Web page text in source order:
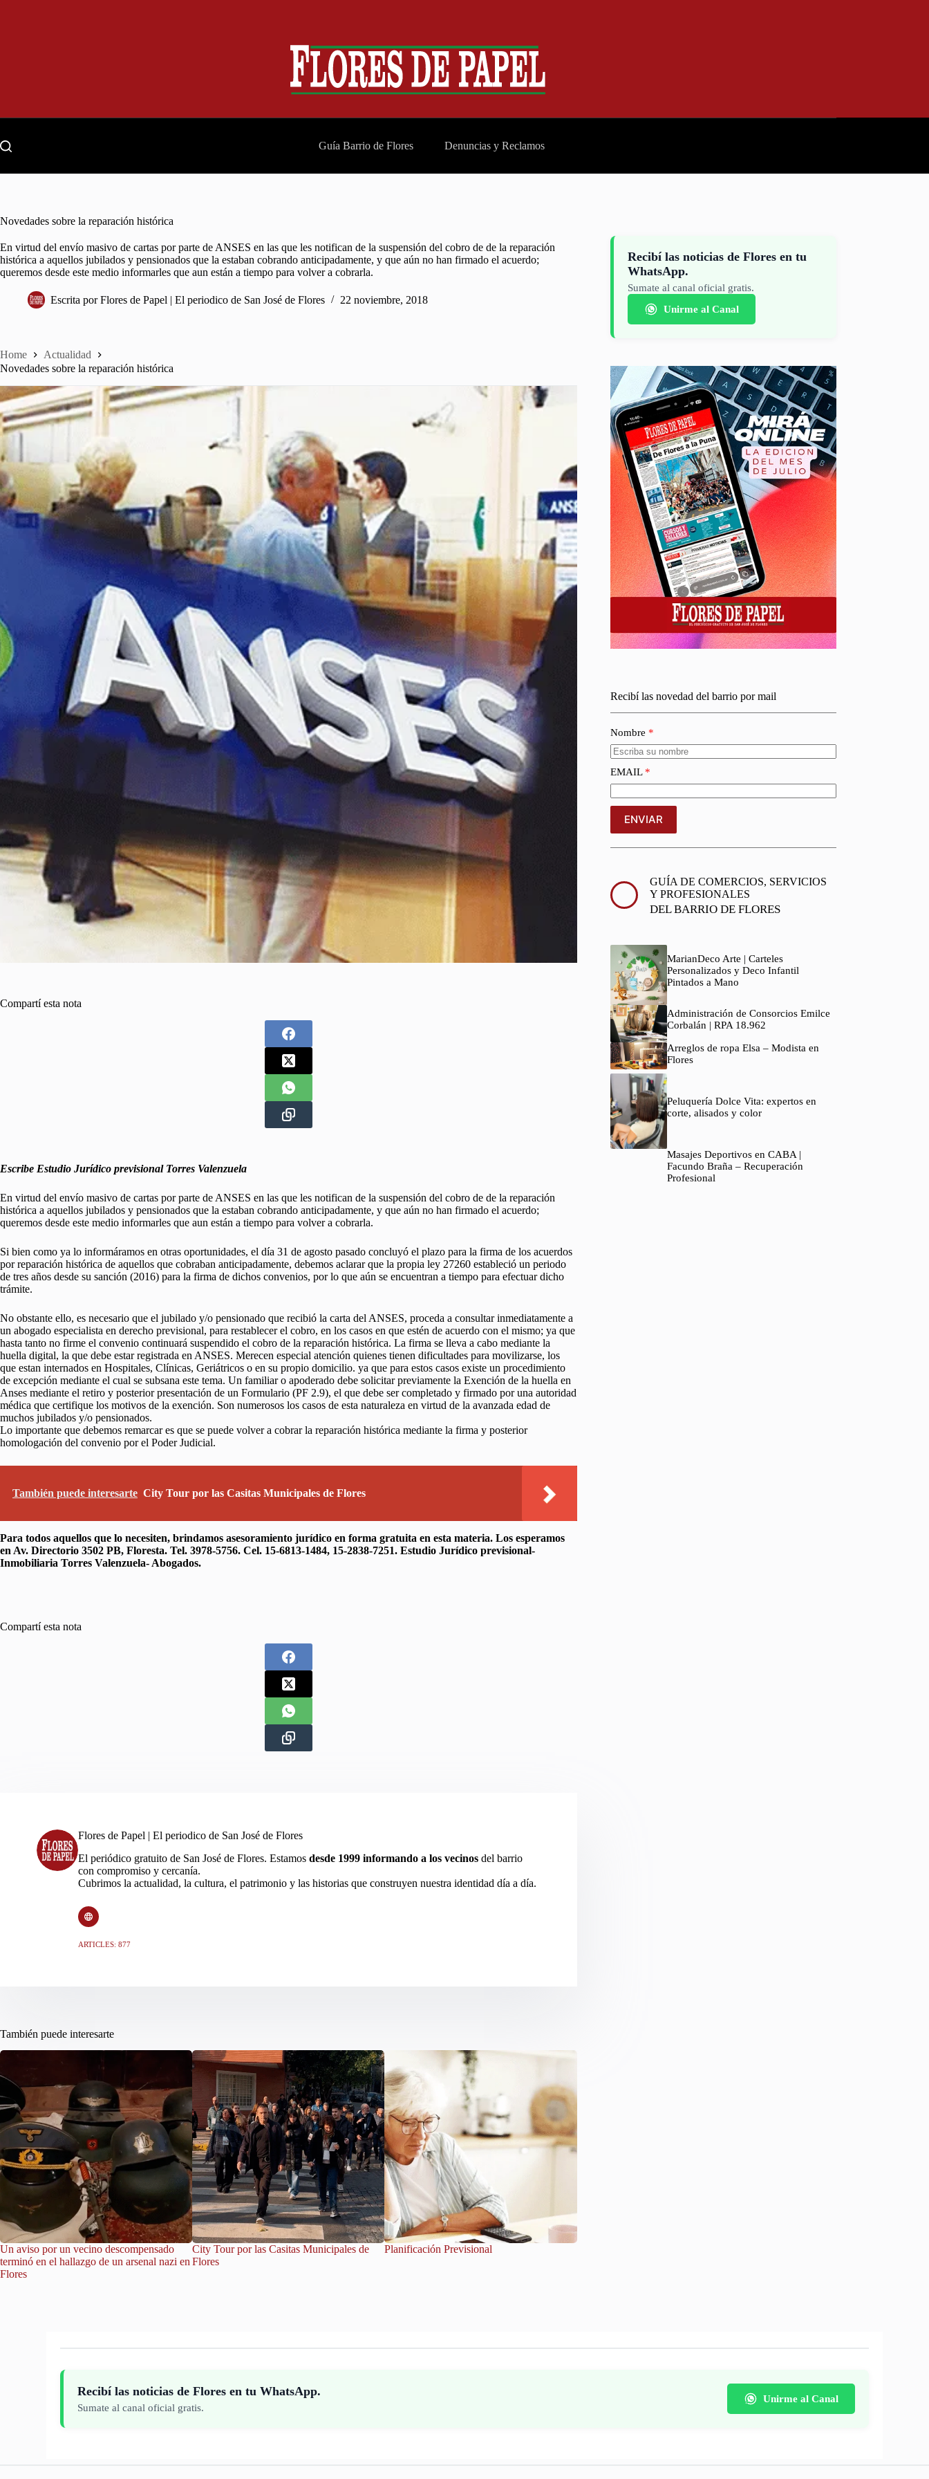
Guía Barrio de Flores Denuncias y Reclamos
Novedades sobre la reparación histórica
En virtud del envío masivo de cartas por parte de ANSES en las que les notifican de la suspensión del cobro de de la reparación
histórica a aquellos jubilados y pensionados que la estaban cobrando anticipadamente, y que aún no han firmado el acuerdo;
queremos desde este medio informarles que aun están a tiempo para volver a cobrarla.
Escrita por Flores de Papel | El periodico de San José de Flores 22 noviembre, 2018
Home
Actualidad
Novedades sobre la reparación histórica
Compartí esta nota
Escribe Estudio Jurídico previsional Torres Valenzuela
En virtud del envío masivo de cartas por parte de ANSES en las que les notifican de la suspensión del cobro de de la reparación
histórica a aquellos jubilados y pensionados que la estaban cobrando anticipadamente, y que aún no han firmado el acuerdo;
queremos desde este medio informarles que aun están a tiempo para volver a cobrarla.
Si bien como ya lo informáramos en otras oportunidades, el día 31 de agosto pasado concluyó el plazo para la firma de los acuerdos
por reparación histórica de aquellos que cobraban anticipadamente, debemos aclarar que la propia ley 27260 estableció un periodo
de tres años desde su sanción (2016) para la firma de dichos convenios, por lo que aún se encuentran a tiempo para efectuar dicho
trámite.
No obstante ello, es necesario que el jubilado y/o pensionado que recibió la carta del ANSES, proceda a consultar inmediatamente a
un abogado especialista en derecho previsional, para restablecer el cobro, en los casos en que estén de acuerdo con el mismo; ya que
hasta tanto no firme el convenio continuará suspendido el cobro de la reparación histórica. La firma se lleva a cabo mediante la
huella digital, la que debe estar registrada en ANSES. Merecen especial atención quienes tienen dificultades para movilizarse, los
que estan internados en Hospitales, Clínicas, Geriátricos o en su propio domicilio. ya que para estos casos existe un procedimiento
de excepción mediante el cual se subsana este tema. Un familiar o apoderado debe solicitar previamente la Exención de la huella en
Anses mediante el retiro y posterior presentación de un Formulario (PF 2.9), el que debe ser completado y firmado por una autoridad
médica que certifique los motivos de la exención. Son numerosos los casos de esta naturaleza en virtud de la avanzada edad de
muchos jubilados y/o pensionados.
Lo importante que debemos remarcar es que se puede volver a cobrar la reparación histórica mediante la firma y posterior
homologación del convenio por el Poder Judicial.
También puede interesarte City Tour por las Casitas Municipales de Flores
Para todos aquellos que lo necesiten, brindamos asesoramiento jurídico en forma gratuita en esta materia. Los esperamos
en Av. Directorio 3502 PB, Floresta. Tel. 3978-5756. Cel. 15-6813-1484, 15-2838-7251. Estudio Jurídico previsional-
Inmobiliaria Torres Valenzuela- Abogados.
Compartí esta nota
Flores de Papel | El periodico de San José de Flores
El periódico gratuito de San José de Flores. Estamos desde 1999 informando a los vecinos del barrio
con compromiso y cercanía.
Cubrimos la actualidad, la cultura, el patrimonio y las historias que construyen nuestra identidad día a día.
ARTICLES: 877
También puede interesarte
Un aviso por un vecino descompensado
terminó en el hallazgo de un arsenal nazi en
Flores
City Tour por las Casitas Municipales de
Flores
Planificación Previsional
Recibí las noticias de Flores en tu
WhatsApp.
Sumate al canal oficial gratis.
Unirme al Canal
Recibí las novedad del barrio por mail
Nombre
EMAIL
ENVIAR
GUÍA DE COMERCIOS, SERVICIOS
Y PROFESIONALES
DEL BARRIO DE FLORES
MarianDeco Arte | Carteles
Personalizados y Deco Infantil
Pintados a Mano
Administración de Consorcios Emilce
Corbalán | RPA 18.962
Arreglos de ropa Elsa – Modista en
Flores
Peluquería Dolce Vita: expertos en
corte, alisados y color
Masajes Deportivos en CABA |
Facundo Braña – Recuperación
Profesional
Recibí las noticias de Flores en tu WhatsApp.
Sumate al canal oficial gratis.
Unirme al Canal